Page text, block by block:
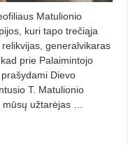
Matulionio
kuri tapo trečiąja
generalvikaras
prie Palaimintojo
Dievo
T. Matulionio
užtarėjas …